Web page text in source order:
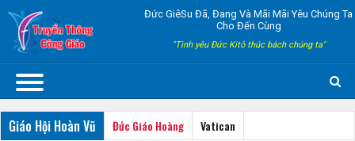
Đức GiêSu Đã, Đang Và Mãi Mãi Yêu Chúng Ta
Cho Đến Cùng
"Tình yêu Đức Kitô thúc bách chúng ta"
Giáo Hội Hoàn Vũ Đức Giáo Hoàng Vatican